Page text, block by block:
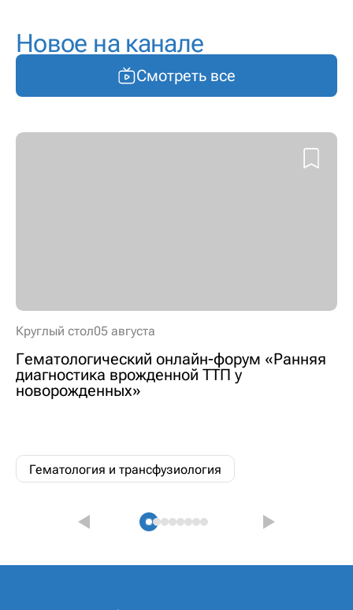
Новое на канале
Смотреть все
Круглый стол05 августа
Гематологический онлайн-форум «Ранняя
диагностика врожденной ТТП у
новорожденных»
Гематология и трансфузиология